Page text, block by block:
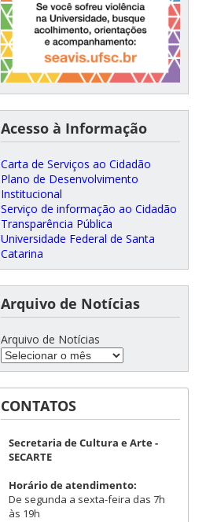
Acesso à Informação
Carta de Serviços ao Cidadão
Plano de Desenvolvimento
Institucional
Serviço de informação ao Cidadão
Transparência Pública
Universidade Federal de Santa
Catarina
Arquivo de Notícias
Arquivo de Notícias
CONTATOS
Secretaria de Cultura e Arte -
SECARTE
Horário de atendimento:
De segunda a sexta-feira das 7h
às 19h